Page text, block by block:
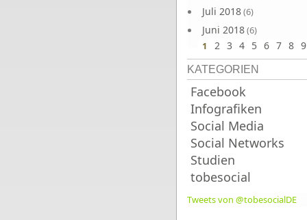
Juli 2018(6)
Juni 2018(6)
1 2 3 4 5 6 7 8 9
KATEGORIEN
Facebook
Infografiken
Social Media
Social Networks
Studien
tobesocial
Tweets von @tobesocialDE